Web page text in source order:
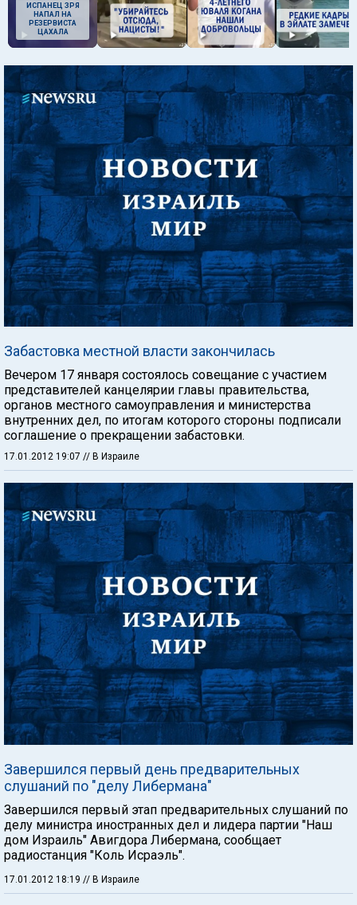
ИСПАНЕЦ ЗРЯ
НАПАЛ НА
РЕЗЕРВИСТА
ЦАХАЛА
Забастовка местной власти закончилась
Вечером 17 января состоялось совещание с участием
представителей канцелярии главы правительства,
органов местного самоуправления и министерства
внутренних дел, по итогам которого стороны подписали
соглашение о прекращении забастовки.
17.01.2012 19:07 // В Израиле
Завершился первый день предварительных
слушаний по "делу Либермана"
Завершился первый этап предварительных слушаний по
делу министра иностранных дел и лидера партии "Наш
дом Израиль" Авигдора Либермана, сообщает
радиостанция "Коль Исраэль".
17.01.2012 18:19 // В Израиле